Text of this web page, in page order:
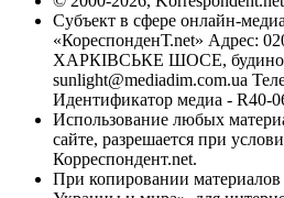
Субъект в сфере онлайн-
«КореспонденТ.net» Адрес:
ХАРКІВСЬКЕ ШОСЕ, будинок
sunlight@mediadim.com.ua
Идентификатор медиа - R40-
Использование любых
сайте, разрешается при
Корреспондент.net.
При копировании